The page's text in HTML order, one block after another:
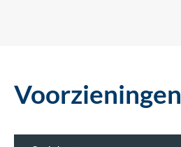
Voorzieningen